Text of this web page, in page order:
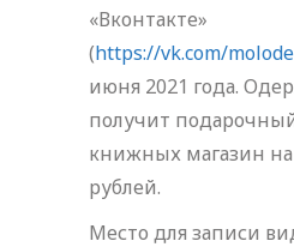
«Вконтакте»
(https://vk.com/
июня 2021 года.
получит
книжных магазин
рублей.
Место для записи